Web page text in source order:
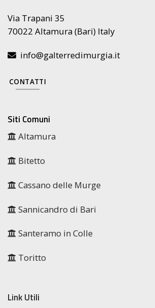
Via Trapani 35
70022 Altamura (Bari) Italy
info@galterredimurgia.it
CONTATTI
Siti Comuni
Altamura
Bitetto
Cassano delle Murge
Sannicandro di Bari
Santeramo in Colle
Toritto
Link Utili